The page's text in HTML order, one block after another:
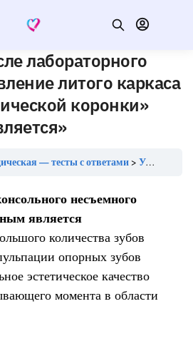
лабораторного
литого каркаса
коронки»
— тесты с ответами Урок №50 «после лабораторного этапа «изготовление литого каркаса металлокерамической коронки» следующим является»
несъемного
является
количества зубов
опорных зубов
эстетическое качество
момента в области